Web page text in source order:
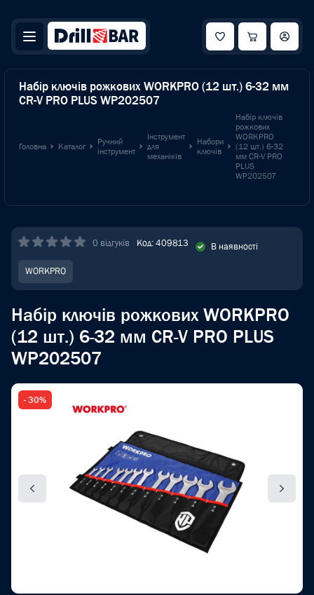
Набір ключів рожкових WORKPRO (12 шт.) 6-32 мм
CR-V PRO PLUS WP202507
Головна Каталог
Ручний
інструмент
Інструмент
для
механіків
Набори
ключів
Набір ключів
рожкових
WORKPRO
(12 шт.) 6-32
мм CR-V PRO
PLUS
WP202507
0 відгуків Код: 409813 В наявності
WORKPRO
Набір ключів рожкових WORKPRO
(12 шт.) 6-32 мм CR-V PRO PLUS
WP202507
- 30%